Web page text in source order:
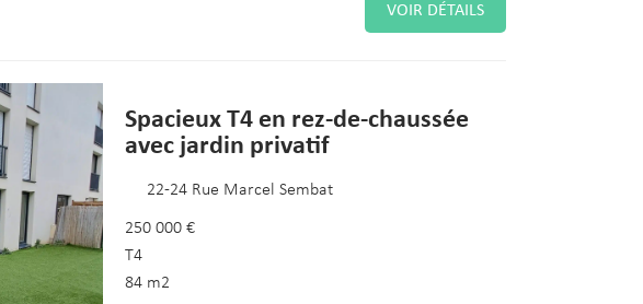
VOIR DÉTAILS
Spacieux T4 en rez-de-chaussée
avec jardin privatif
22-24 Rue Marcel Sembat
250 000 €
T4
84 m2